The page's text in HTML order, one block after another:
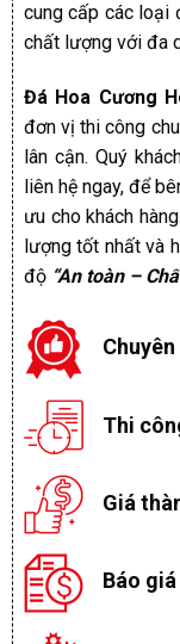
cung cấp các loại
chất lượng với đa
Đá Hoa Cương
đơn vị thi công
lân cận. Quý
liên hệ ngay, để
ưu cho khách
lượng tốt nhất và
độ “An toàn –
Thi
Giá
Báo